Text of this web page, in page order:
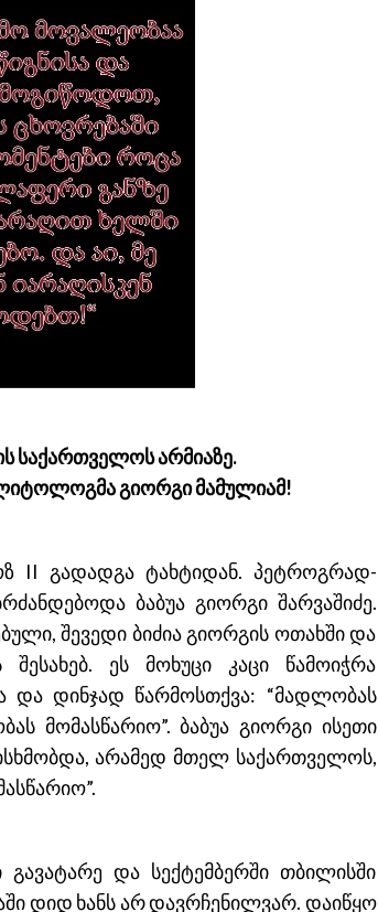
საქართველოს არმიაზე.
გიორგი მამულიამ!
II გადადგა ტახტიდან. პეტროგრად-
ბაბუა გიორგი შარვაშიძე.
შევედი ბიძია გიორგის ოთახში და
შესახებ. ეს მოხუცი კაცი წამოიჭრა
და დინჯად წარმოსთქვა: “მადლობას
მომასწარიო”. ბაბუა გიორგი ისეთი
არამედ მთელ საქართველოს,
და სექტემბერში თბილისში
დიდ ხანს არ დავრჩენილვარ. დაიწყო